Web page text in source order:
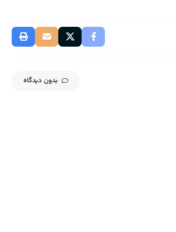
بدون دیدگاه